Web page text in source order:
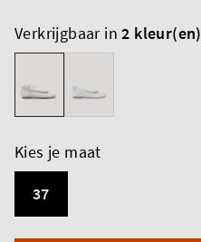
Verkrijgbaar in2 kleur(en)
Kies je maat
37